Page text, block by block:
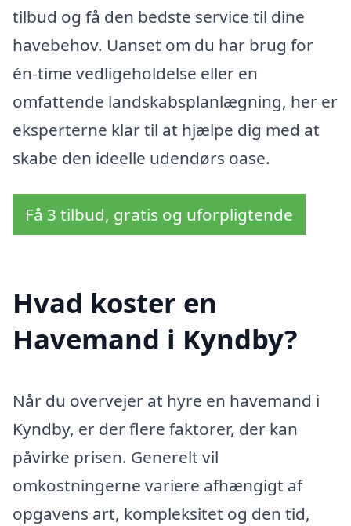
tilbud og få den bedste service til dine
havebehov. Uanset om du har brug for
én-time vedligeholdelse eller en
omfattende landskabsplanlægning, her er
eksperterne klar til at hjælpe dig med at
skabe den ideelle udendørs oase.
Få 3 tilbud, gratis og uforpligtende
Hvad koster en
Havemand i Kyndby?
Når du overvejer at hyre en havemand i
Kyndby, er der flere faktorer, der kan
påvirke prisen. Generelt vil
omkostningerne variere afhængigt af
opgavens art, kompleksitet og den tid,